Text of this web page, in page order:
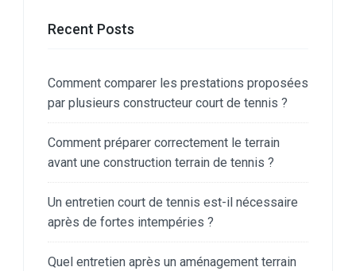
Recent Posts
Comment comparer les prestations proposées
par plusieurs constructeur court de tennis ?
Comment préparer correctement le terrain
avant une construction terrain de tennis ?
Un entretien court de tennis est-il nécessaire
après de fortes intempéries ?
Quel entretien après un aménagement terrain